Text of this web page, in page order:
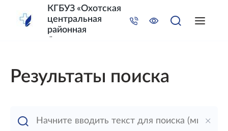
Результаты поиска
КГБУЗ «Охотская
центральная
районная
Хабаровского края